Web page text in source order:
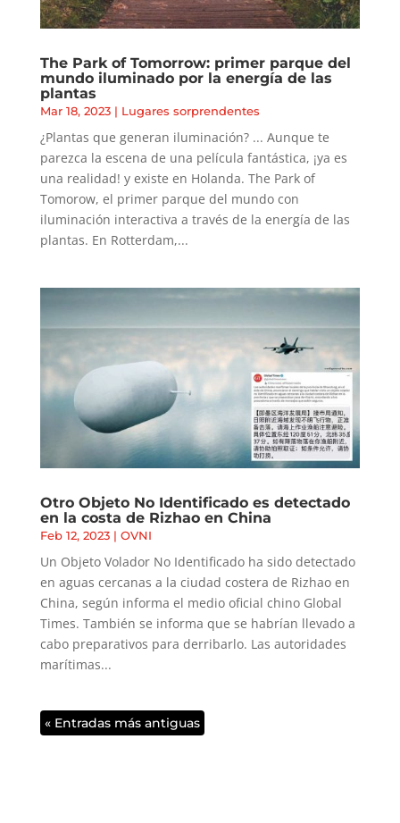
The Park of Tomorrow: primer parque del
mundo iluminado por la energía de las
plantas
Mar 18, 2023| Lugares sorprendentes
¿Plantas que generan iluminación? ... Aunque te
parezca la escena de una película fantástica, ¡ya es
una realidad! y existe en Holanda. The Park of
Tomorow, el primer parque del mundo con
iluminación interactiva a través de la energía de las
plantas. En Rotterdam,...
Otro Objeto No Identificado es detectado
en la costa de Rizhao en China
Feb 12, 2023| OVNI
Un Objeto Volador No Identificado ha sido detectado
en aguas cercanas a la ciudad costera de Rizhao en
China, según informa el medio oficial chino Global
Times. También se informa que se habrían llevado a
cabo preparativos para derribarlo. Las autoridades
marítimas...
« Entradas más antiguas